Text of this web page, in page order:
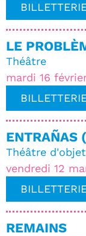
mardi 16
LE
Théâtre
vendredi 12
ENTRAÑAS
Théâtre
REMAINS